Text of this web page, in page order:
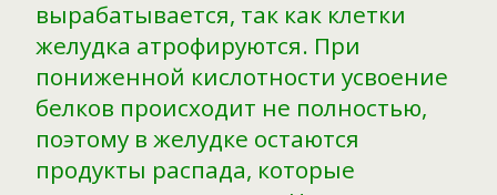
вырабатывается, так как клетки
желудка атрофируются. При
пониженной кислотности усвоение
белков происходит не полностью,
поэтому в желудке остаются
продукты распада, которые